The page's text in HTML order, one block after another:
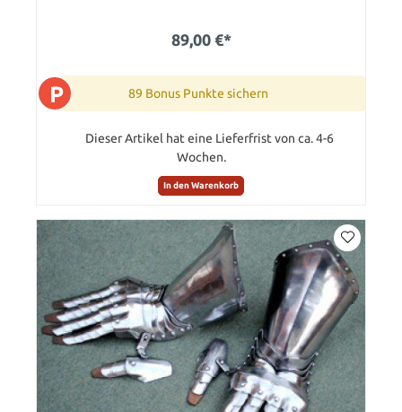
89,00 €*
P 89 Bonus Punkte sichern
Dieser Artikel hat eine Lieferfrist von ca. 4-6
Wochen.
In den Warenkorb